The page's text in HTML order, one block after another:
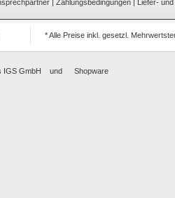
| Zahlungsbedingungen | Liefer-
* Alle Preise inkl. gesetzl.
IGS GmbH und Shopware